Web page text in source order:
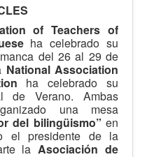
of Teachers of
ha celebrado su
del 26 al 29 de
National Association
ha celebrado su
de Verano. Ambas
una mesa
del bilingüismo” en
el presidente de la
laAsociación de